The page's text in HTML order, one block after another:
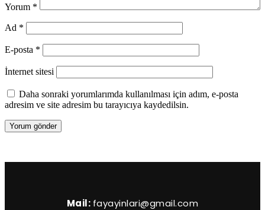
Yorum *
Ad *
E-posta *
İnternet sitesi
Daha sonraki yorumlarımda kullanılması için adım, e-posta
adresim ve site adresim bu tarayıcıya kaydedilsin.
Mail: fayayinlari@gmail.com